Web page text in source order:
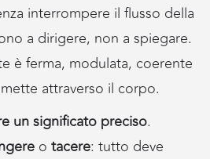
interrompere il flusso della
a dirigere, non a spiegare.
è ferma, modulata, coerente
attraverso il corpo.
un significato preciso.
o tacere: tutto deve